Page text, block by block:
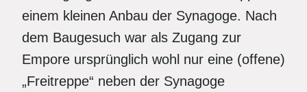
einem kleinen Anbau der Synagoge. Nach
dem Baugesuch war als Zugang zur
Empore ursprünglich wohl nur eine (offene)
„Freitreppe“ neben der Synagoge